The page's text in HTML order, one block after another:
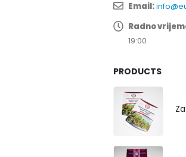
Email:
Radno
19:00
PRODUCTS